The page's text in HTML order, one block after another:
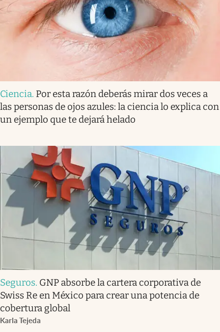
Ciencia. Por esta razón deberás mirar dos veces a
las personas de ojos azules: la ciencia lo explica con
un ejemplo que te dejará helado
Seguros. GNP absorbe la cartera corporativa de
Swiss Re en México para crear una potencia de
cobertura global
Karla Tejeda